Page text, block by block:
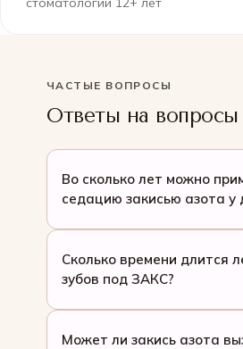
ЧАСТЫЕ ВОПРОСЫ
Ответы на вопросы
Во сколько лет можно
седацию закисью азота у
Сколько времени длится
зубов под ЗАКС?
Может ли закись азота